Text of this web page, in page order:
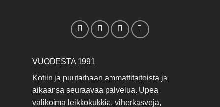
VUODESTA 1991
Kotiin ja puutarhaan ammattitaitoista ja
aikaansa seuraavaa palvelua. Upea
valikoima leikkokukkia, viherkasveja,